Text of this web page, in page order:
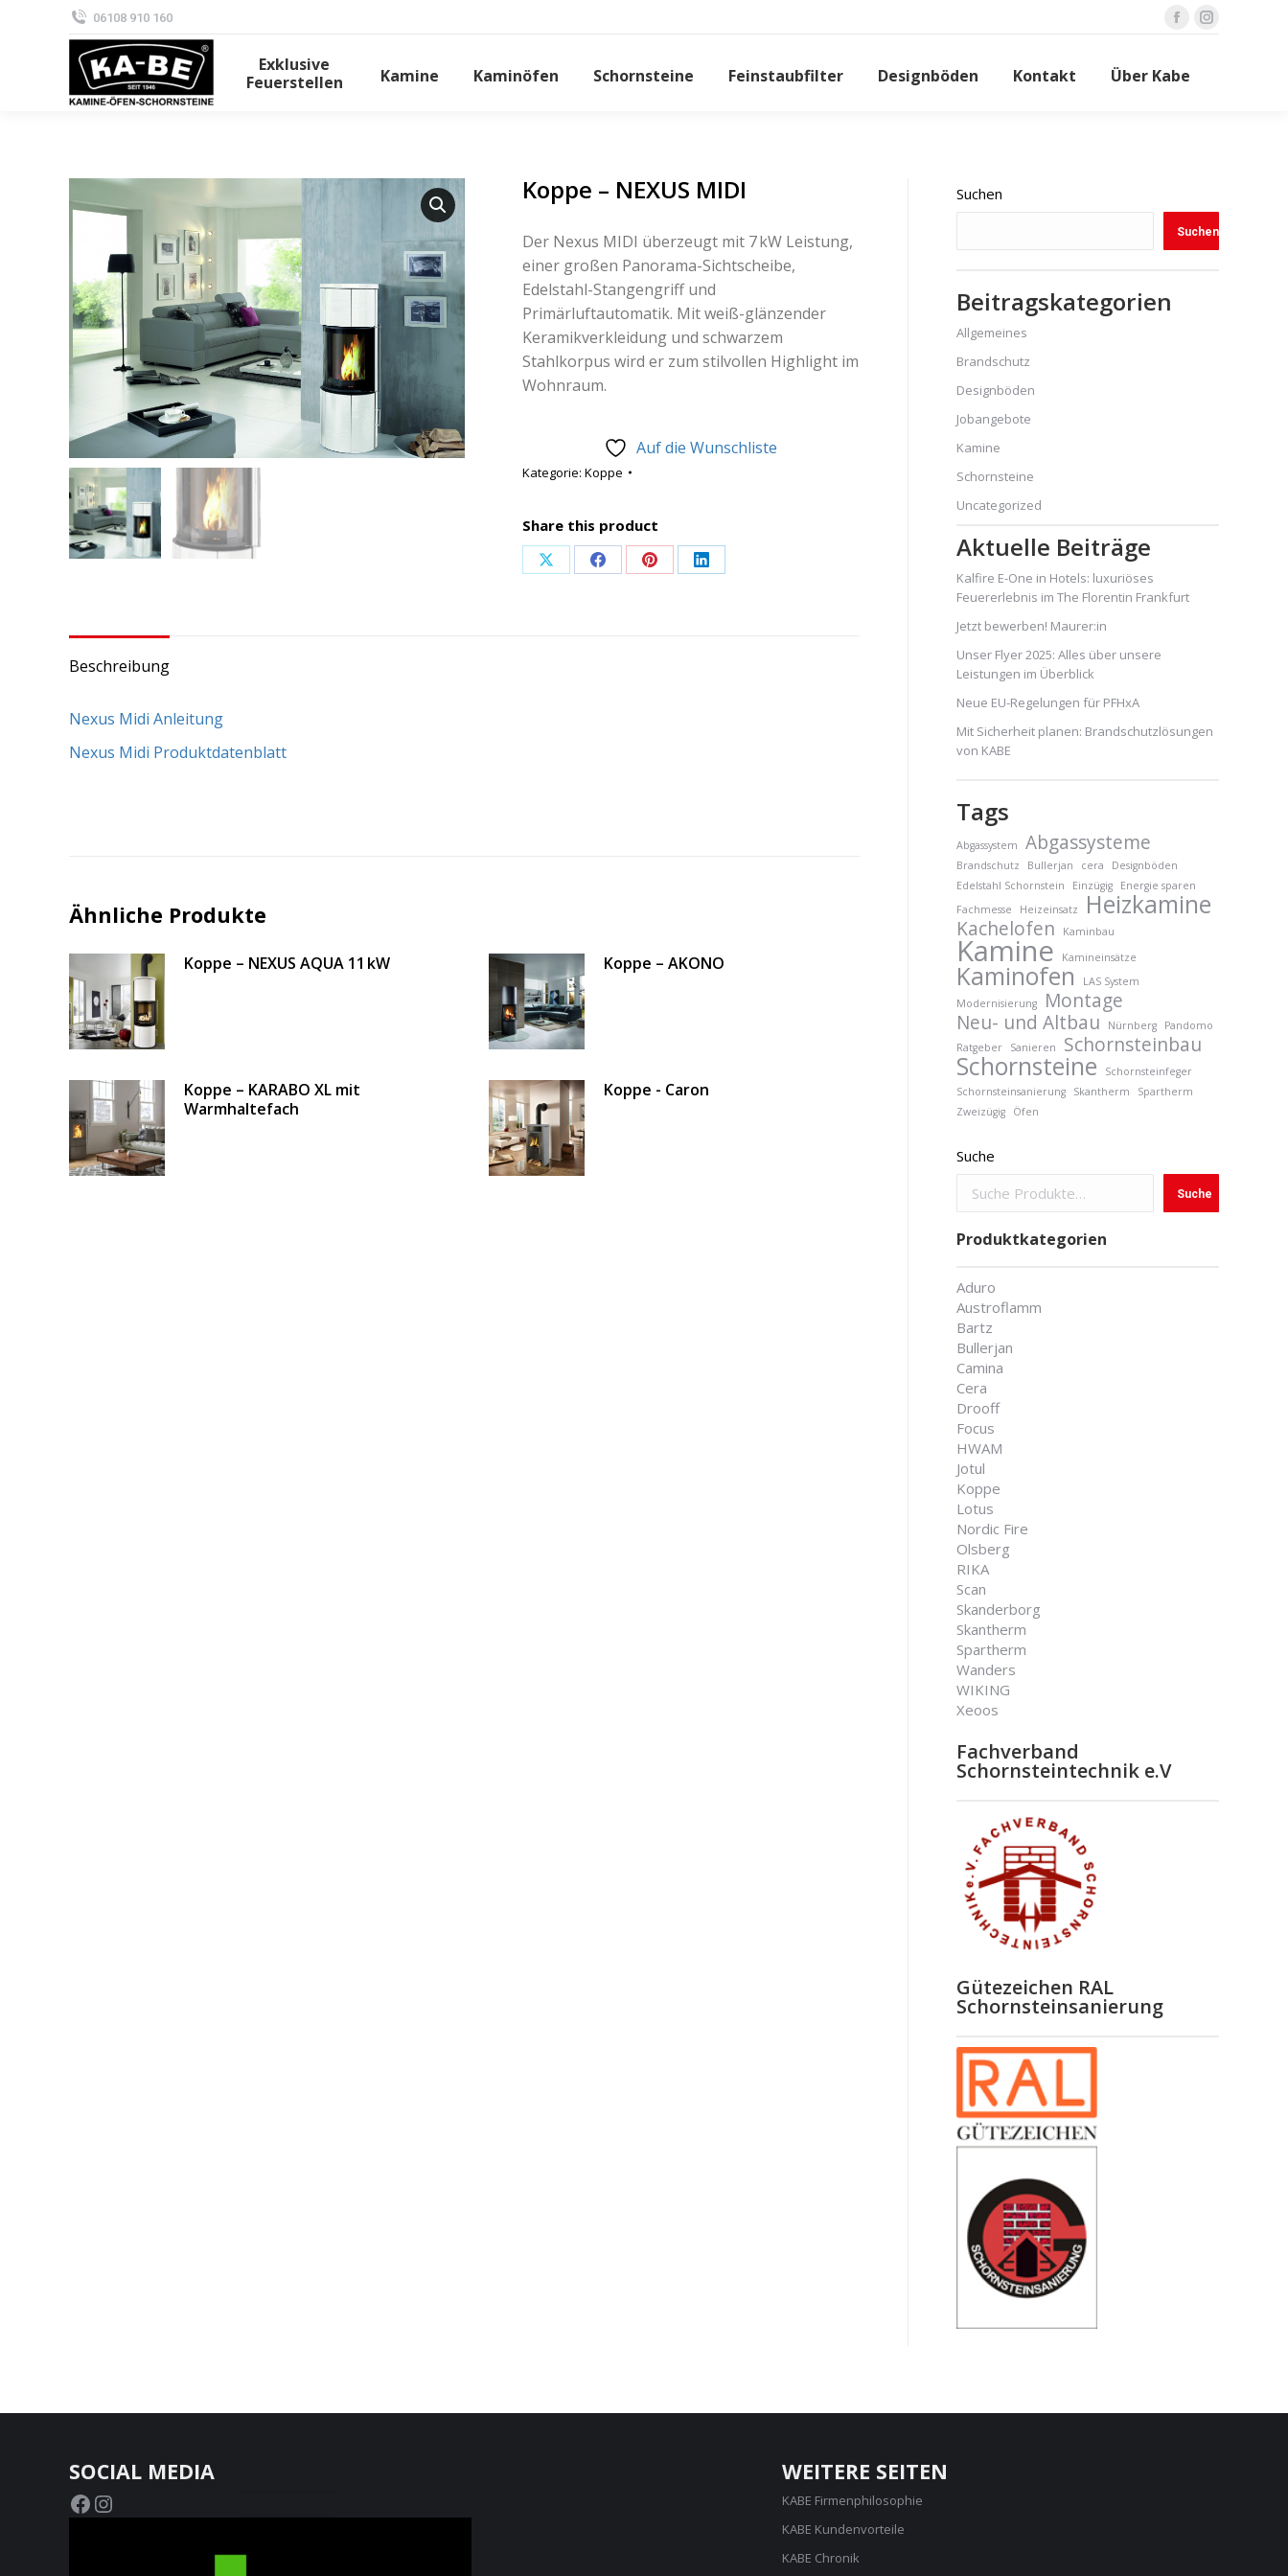
06108 910 160
Facebook
opens
Instagram
Exklusive
Feuerstellen
Kamine Kaminöfen Schornsteine Feinstaubfilter Designböden Kontakt Über Kabe
Koppe – NEXUS MIDI
Der Nexus MIDI überzeugt mit 7 kW Leistung,
einer großen Panorama-Sichtscheibe,
Edelstahl-Stangengriff und
Primärluftautomatik. Mit weiß-glänzender
Keramikverkleidung und schwarzem
Stahlkorpus wird er zum stilvollen Highlight im
Wohnraum.
Auf die Wunschliste
Kategorie: Koppe
Share this product
Share Share Share Share
Beschreibung
Nexus Midi Anleitung
Nexus Midi Produktdatenblatt
Ähnliche Produkte
Koppe – NEXUS AQUA 11 kW Koppe – AKONO
Koppe – KARABO XL mit
Warmhaltefach
Koppe - Caron
Suchen
Suchen
Beitragskategorien
Allgemeines
Brandschutz
Designböden
Jobangebote
Kamine
Schornsteine
Uncategorized
Aktuelle Beiträge
Kalfire E-One in Hotels: luxuriöses
Feuererlebnis im The Florentin Frankfurt
Jetzt bewerben! Maurer:in
Unser Flyer 2025: Alles über unsere
Leistungen im Überblick
Neue EU-Regelungen für PFHxA
Mit Sicherheit planen: Brandschutzlösungen
von KABE
Tags
Abgassystem Abgassysteme
Brandschutz Bullerjan cera
Designböden
Edelstahl Schornstein
Einzügig
Energie sparen
Fachmesse
Heizeinsatz Heizkamine
Kachelofen Kaminbau
Kamine Kamineinsätze
Kaminofen
LAS System
Modernisierung
Montage
Neu- und Altbau
Nürnberg
Pandomo
Ratgeber
Sanieren Schornsteinbau
Schornsteine
Schornsteinfeger
Schornsteinsanierung
Skantherm
Spartherm
Zweizügig
Öfen
Suche
Suche
Produktkategorien
Aduro
Austroflamm
Bartz
Bullerjan
Camina
Cera
Drooff
Focus
HWAM
Jotul
Koppe
Lotus
Nordic Fire
Olsberg
RIKA
Scan
Skanderborg
Skantherm
Spartherm
Wanders
WIKING
Xeoos
Fachverband
Schornsteintechnik e.V
Gütezeichen RAL
Schornsteinsanierung
SOCIAL MEDIA
Facebook
Instagram
WEITERE SEITEN
KABE Firmenphilosophie
KABE Kundenvorteile
KABE Chronik